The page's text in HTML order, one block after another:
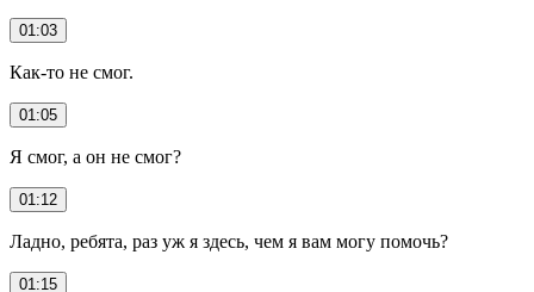
01:03
Как-то не смог.
01:05
Я смог, а он не смог?
01:12
Ладно, ребята, раз уж я здесь, чем я вам могу помочь?
01:15